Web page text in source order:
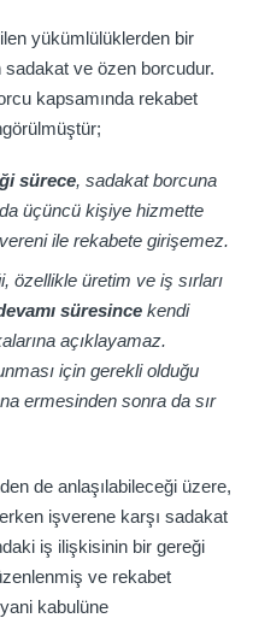
yükümlülüklerden bir
ve özen borcudur.
kapsamında rekabet
sürece, sadakat borcuna
üçüncü kişiye hizmette
ile rekabete girişemez.
özellikle üretim ve iş sırları
süresince kendi
açıklayamaz.
için gerekli olduğu
ermesinden sonra da sır
de anlaşılabileceği üzere,
işverene karşı sadakat
iş ilişkisinin bir gereği
ve rekabet
kabulüne